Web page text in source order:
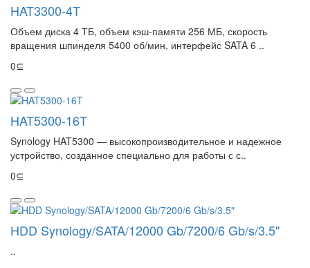
HAT3300-4T
Объем диска 4 ТБ, объем кэш-памяти 256 МБ, скорость
вращения шпинделя 5400 об/мин, интерфейс SATA 6 ..
0⊆
HAT5300-16T
Synology HAT5300 — высокопроизводительное и надежное
устройство, созданное специально для работы с с..
0⊆
HDD Synology/SATA/12000 Gb/7200/6 Gb/s/3.5"
..